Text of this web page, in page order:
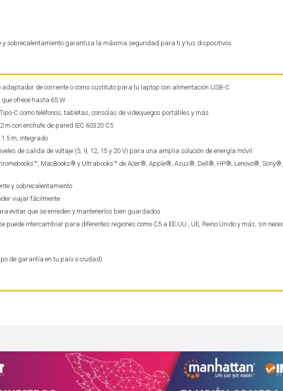
y sobrecalentamiento garantiza la máxima seguridad para ti y tus dispositivos.
de corriente o como sustituto para tu laptop con alimentación USB-C
que ofrece hasta 65 W
C como teléfonos, tabletas, consolas de videojuegos portátiles y más
con enchufe de pared IEC 60320 C5
m, integrado
de salida de voltaje (5, 9, 12, 15 y 20 V) para una amplia solución de energía móvil
MacBooks® y Ultrabooks™ de Acer®, Apple®, Asus®, Dell®, HP®, Lenovo®,
y sobrecalentamiento
viajar fácilmente
evitar que se enreden y mantenerlos bien guardados
puede intercambiar para diferentes regiones como C5 a EE.UU., UE, Reino Unido y más, sin
de garantía en tu país o ciudad)